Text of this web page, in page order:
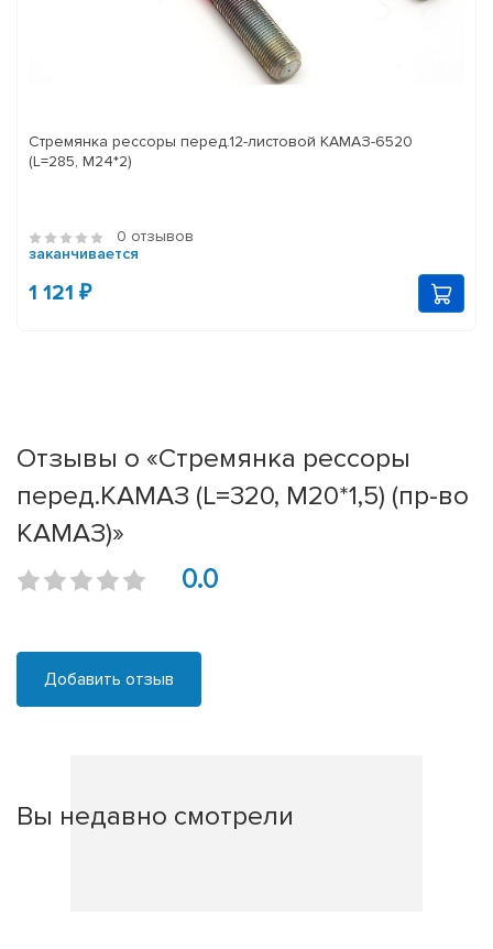
Стремянка рессоры перед.12-листовой КАМАЗ-6520
(L=285, М24*2)
0 отзывов
заканчивается
1 121 ₽
Отзывы о «Стремянка рессоры
перед.КАМАЗ (L=320, М20*1,5) (пр-во
КАМАЗ)»
0.0
Добавить отзыв
Вы недавно смотрели